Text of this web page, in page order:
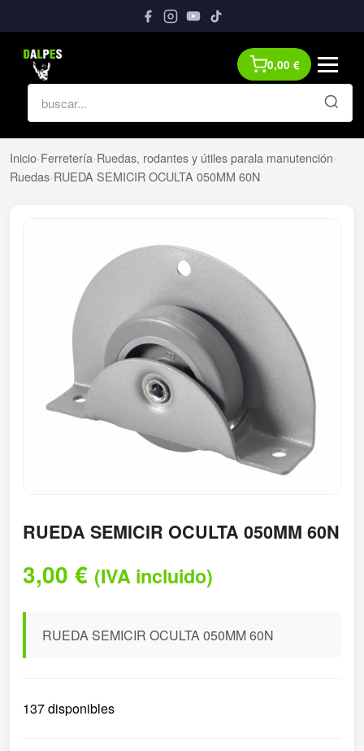
0,00 €
Inicio›Ferretería›Ruedas, rodantes y útiles parala manutención›
Ruedas›RUEDA SEMICIR OCULTA 050MM 60N
RUEDA SEMICIR OCULTA 050MM 60N
3,00 € (IVA incluido)
RUEDA SEMICIR OCULTA 050MM 60N
137 disponibles